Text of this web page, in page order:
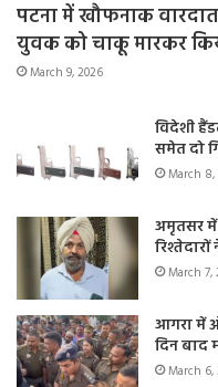
पटना में खौफनाक
युवक को चाकू मारकर
March 9, 2026
विदेशी
समेत दो
March 8,
अमृतसर में
March 7,
आगरा में
दिन बाद
March 6,